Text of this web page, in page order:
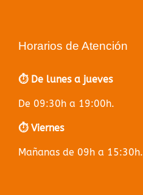
Horarios de Atención
⏱️ De lunes a jueves
De 09:30h a 19:00h.
⏱️ Viernes
Mañanas de 09h a 15:30h.